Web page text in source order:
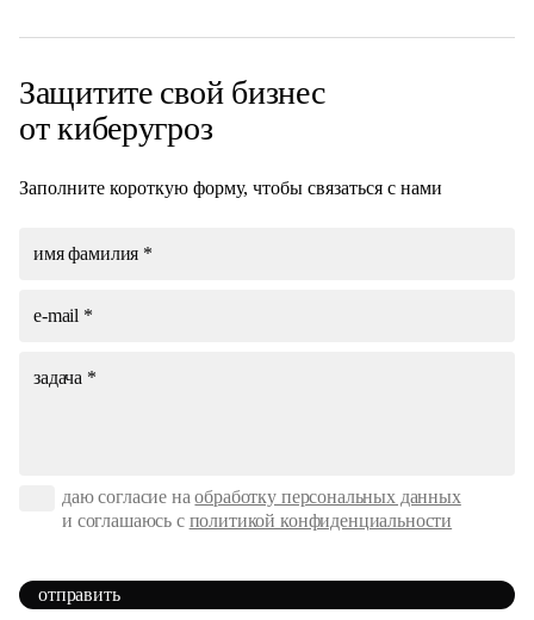
Защитите свой бизнес
от киберугроз
Заполните короткую форму, чтобы связаться с нами
даю согласие наобработку персональных данных
и соглашаюсь с политикой конфиденциальности
отправить